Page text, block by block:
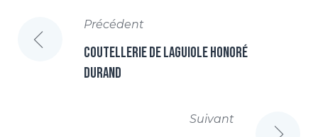
NAVIGATION
L’ARTICLE
Précédent
Coutellerie de Laguiole Honoré
Durand
Suivant